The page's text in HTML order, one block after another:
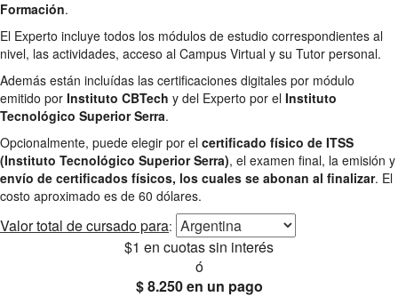
Formación.
El Experto incluye todos los módulos de estudio correspondientes al
nivel, las actividades, acceso al Campus Virtual y su Tutor personal.
Además están incluídas las certificaciones digitales por módulo
emitido por Instituto CBTech y del Experto por el Instituto
Tecnológico Superior Serra.
Opcionalmente, puede elegir por el certificado físico de ITSS
(Instituto Tecnológico Superior Serra), el examen final, la emisión y
envío de certificados físicos, los cuales se abonan al finalizar. El
costo aproximado es de 60 dólares.
Valor total de cursado para:
$1 en cuotas sin interés
ó
$ 8.250en un pago